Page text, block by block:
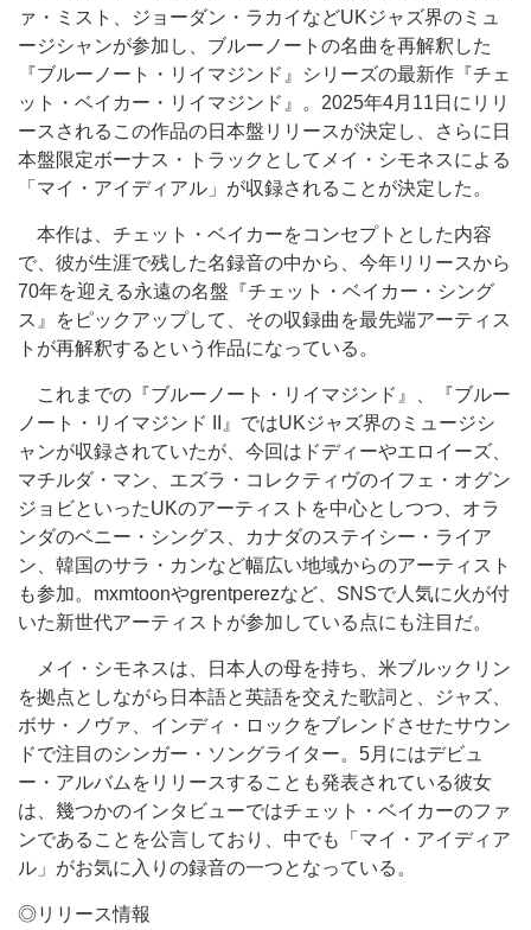
ァ・ミスト、ジョーダン・ラカイなどUKジャズ界のミュ
ージシャンが参加し、ブルーノートの名曲を再解釈した
『ブルーノート・リイマジンド』シリーズの最新作『チェ
ット・ベイカー・リイマジンド』。2025年4月11日にリリ
ースされるこの作品の日本盤リリースが決定し、さらに日
本盤限定ボーナス・トラックとしてメイ・シモネスによる
「マイ・アイディアル」が収録されることが決定した。
本作は、チェット・ベイカーをコンセプトとした内容
で、彼が生涯で残した名録音の中から、今年リリースから
70年を迎える永遠の名盤『チェット・ベイカー・シング
ス』をピックアップして、その収録曲を最先端アーティス
トが再解釈するという作品になっている。
これまでの『ブルーノート・リイマジンド』、『ブルー
ノート・リイマジンド II』ではUKジャズ界のミュージシ
ャンが収録されていたが、今回はドディーやエロイーズ、
マチルダ・マン、エズラ・コレクティヴのイフェ・オグン
ジョビといったUKのアーティストを中心としつつ、オラ
ンダのベニー・シングス、カナダのステイシー・ライア
ン、韓国のサラ・カンなど幅広い地域からのアーティスト
も参加。mxmtoonやgrentperezなど、SNSで人気に火が付
いた新世代アーティストが参加している点にも注目だ。
メイ・シモネスは、日本人の母を持ち、米ブルックリン
を拠点としながら日本語と英語を交えた歌詞と、ジャズ、
ボサ・ノヴァ、インディ・ロックをブレンドさせたサウン
ドで注目のシンガー・ソングライター。5月にはデビュ
ー・アルバムをリリースすることも発表されている彼女
は、幾つかのインタビューではチェット・ベイカーのファ
ンであることを公言しており、中でも「マイ・アイディア
ル」がお気に入りの録音の一つとなっている。
◎リリース情報